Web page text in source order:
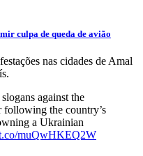
culpa de queda de avião
nas cidades de Amal
against the
following the country’s
a Ukrainian
muQwHKEQ2W